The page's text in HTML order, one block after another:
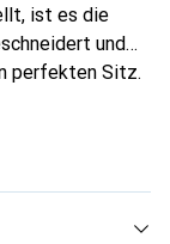
ist es die
und
perfekten Sitz.
für ihre